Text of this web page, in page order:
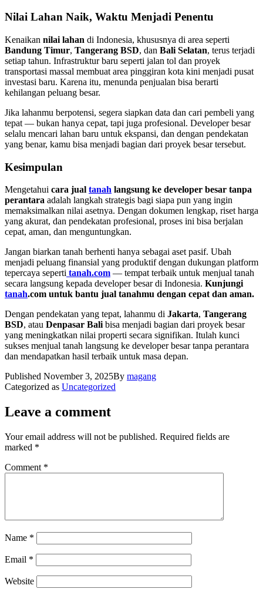
Nilai Lahan Naik, Waktu Menjadi Penentu
Kenaikan nilai lahan di Indonesia, khususnya di area seperti
Bandung Timur, Tangerang BSD, dan Bali Selatan, terus terjadi
setiap tahun. Infrastruktur baru seperti jalan tol dan proyek
transportasi massal membuat area pinggiran kota kini menjadi pusat
investasi baru. Karena itu, menunda penjualan bisa berarti
kehilangan peluang besar.
Jika lahanmu berpotensi, segera siapkan data dan cari pembeli yang
tepat — bukan hanya cepat, tapi juga profesional. Developer besar
selalu mencari lahan baru untuk ekspansi, dan dengan pendekatan
yang benar, kamu bisa menjadi bagian dari proyek besar tersebut.
Kesimpulan
Mengetahui cara jual tanah langsung ke developer besar tanpa
perantara adalah langkah strategis bagi siapa pun yang ingin
memaksimalkan nilai asetnya. Dengan dokumen lengkap, riset harga
yang akurat, dan pendekatan profesional, proses ini bisa berjalan
cepat, aman, dan menguntungkan.
Jangan biarkan tanah berhenti hanya sebagai aset pasif. Ubah
menjadi peluang finansial yang produktif dengan dukungan platform
tepercaya seperti tanah.com — tempat terbaik untuk menjual tanah
secara langsung kepada developer besar di Indonesia. Kunjungi
tanah.com untuk bantu jual tanahmu dengan cepat dan aman.
Dengan pendekatan yang tepat, lahanmu di Jakarta, Tangerang
BSD, atau Denpasar Balibisa menjadi bagian dari proyek besar
yang meningkatkan nilai properti secara signifikan. Itulah kunci
sukses menjual tanah langsung ke developer besar tanpa perantara
dan mendapatkan hasil terbaik untuk masa depan.
Published November 3, 2025By magang
Categorized as Uncategorized
Leave a comment
Your email address will not be published. Required fields are
marked *
Comment *
Name *
Email *
Website